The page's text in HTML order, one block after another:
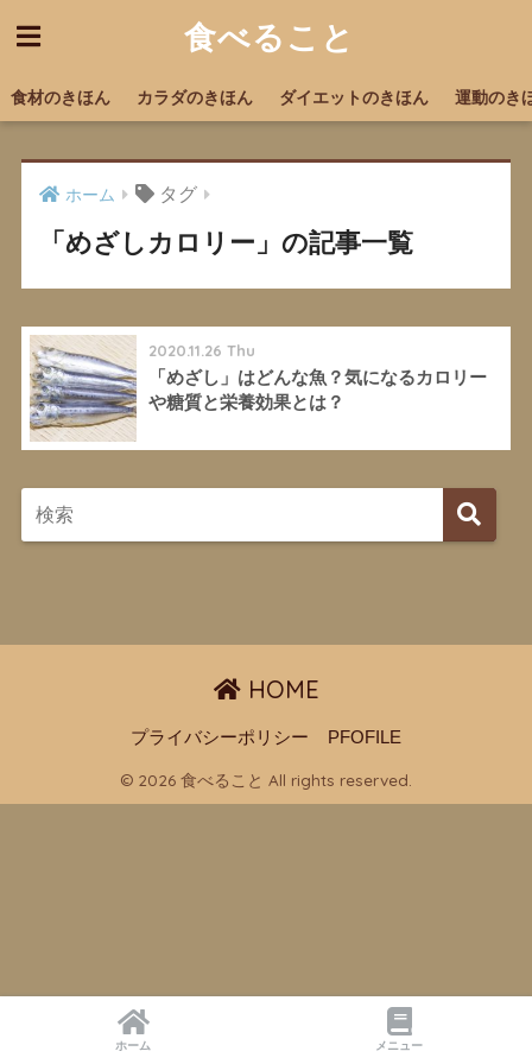
食べること
食材のきほん カラダのきほん ダイエットのきほん 運動のき
ホーム タグ
「めざしカロリー」の記事一覧
2020.11.26 Thu
「めざし」はどんな魚？気になるカロリー
や糖質と栄養効果とは？
HOME
プライバシーポリシー PFOFILE
© 2026 食べること All rights reserved.
ホーム メニュー